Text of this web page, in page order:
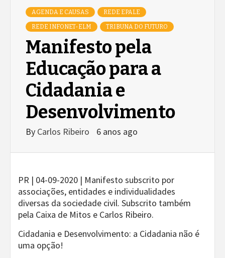
AGENDA E CAUSAS REDE EPALE
REDE INFONET-ELM TRIBUNA DO FUTURO
Manifesto pela
Educação para a
Cidadania e
Desenvolvimento
By Carlos Ribeiro 6 anos ago
PR | 04-09-2020 | Manifesto subscrito por
associações, entidades e individualidades
diversas da sociedade civil. Subscrito também
pela Caixa de Mitos e Carlos Ribeiro.
Cidadania e Desenvolvimento: a Cidadania não é
uma opção!